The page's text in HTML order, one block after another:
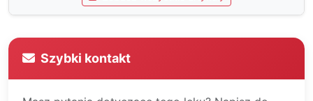
Szybki kontakt